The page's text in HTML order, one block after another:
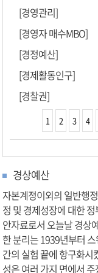
[경영관리]
[경영자 매수MBO]
[경정예산]
[경제활동인구]
[경찰권]
1 2 3 4
경상예산
자본계정이외의 일반행
정 및 경제성장에 대한
안자료로서 오늘날 경상
한 분리는 1939년부터
간의 실험 끝에 항구화
성은 여러 가지 면에서